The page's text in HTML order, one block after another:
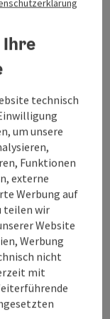
sind mit
Seminare &
genießen
rund ums
Freibad sowie
ob
Schüdlbauer’s
Dr.
ausgezeichneter
Charme ist der
Gesund
Devise.Das
im
Zentrum
technisch
um unsere
Funktionen
externe
Werbung auf
teilen wir
Website
Werbung
nicht
mit